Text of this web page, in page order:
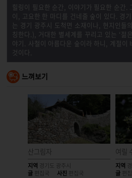
힐링이 필요한 순간, 이야기가 필요한 순간.
이, 고요한 한 마디를 건네줄 숲이 있다. 경
는 경기 광주시 도척면 소재이나, 현지인들
칭한다.), 거대한 별세계를 꾸리고 있는 ‘젊
야기. 사철이 아름다운 숲이라 하니, 계절이
것이다.
느껴보기
산그림자
지역 경기도 광주시
글 편집국 사진 편집국
여릴
지역
글 편